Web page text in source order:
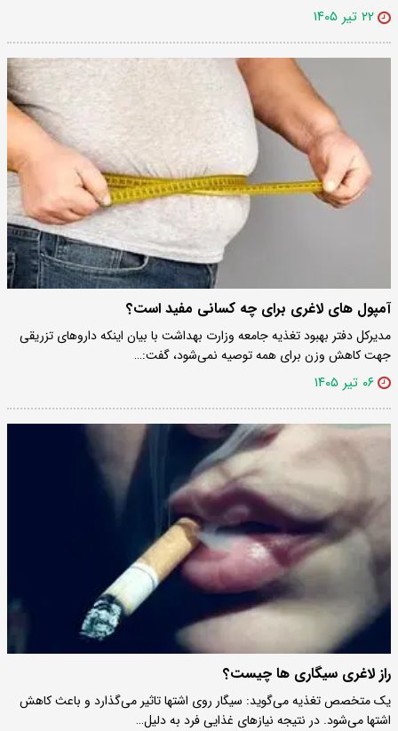
۲۲ تیر ۱۴۰۵
آمپول های لاغری برای چه کسانی مفید است؟
مدیرکل دفتر بهبود تغذیه جامعه وزارت بهداشت با بیان اینکه داروهای تزریقی
جهت کاهش وزن برای همه توصیه نمی‌شود، گفت:…
۰۶ تیر ۱۴۰۵
راز لاغری سیگاری ها چیست؟
یک متخصص تغذیه می‌گوید: سیگار روی اشتها تاثیر می‌گذارد و باعث کاهش
اشتها می‌شود. در نتیجه نیازهای غذایی فرد به دلیل…